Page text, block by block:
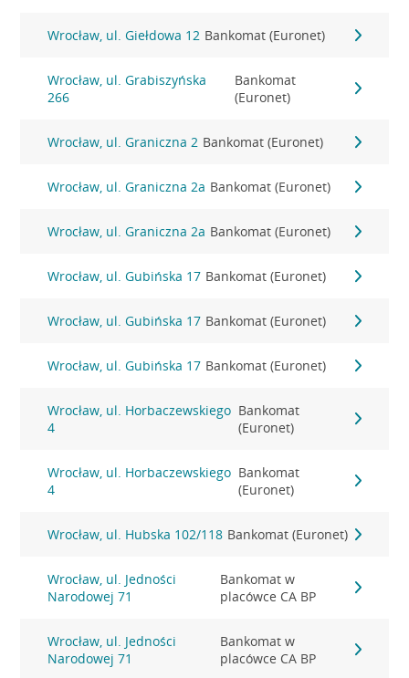
Wrocław, ul. Giełdowa 12 Bankomat (Euronet)
Wrocław, ul. Grabiszyńska
266
Bankomat
(Euronet)
Wrocław, ul. Graniczna 2 Bankomat (Euronet)
Wrocław, ul. Graniczna 2a Bankomat (Euronet)
Wrocław, ul. Graniczna 2a Bankomat (Euronet)
Wrocław, ul. Gubińska 17 Bankomat (Euronet)
Wrocław, ul. Gubińska 17 Bankomat (Euronet)
Wrocław, ul. Gubińska 17 Bankomat (Euronet)
Wrocław, ul. Horbaczewskiego
4
Bankomat
(Euronet)
Wrocław, ul. Horbaczewskiego
4
Bankomat
(Euronet)
Wrocław, ul. Hubska 102/118 Bankomat (Euronet)
Wrocław, ul. Jedności
Narodowej 71
Bankomat w
placówce CA BP
Wrocław, ul. Jedności
Narodowej 71
Bankomat w
placówce CA BP